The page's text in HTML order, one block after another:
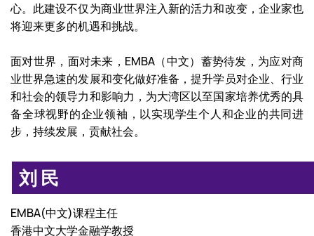
心。此建设不仅为商业世界注入新的活力和改变，企业家也
将迎来更多的机遇和挑战。
面对世界，面对未来，EMBA（中文）蓄势待发，为应对商
业世界急速的发展和变化做好准备，提升学员对企业、行业
和社会的领导力和影响力，为大湾区以至国家培养优秀的具
备全球视野的企业领袖，以实现学生个人和企业的共同进
步，持续发展，贡献社会。
刘民
EMBA(中文)课程主任
香港中文大学金融学教授